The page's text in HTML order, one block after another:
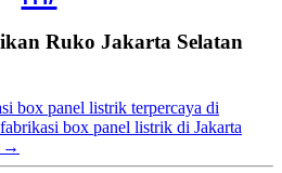
Ruko Jakarta Selatan
box panel listrik terpercaya di
box panel listrik di Jakarta
→